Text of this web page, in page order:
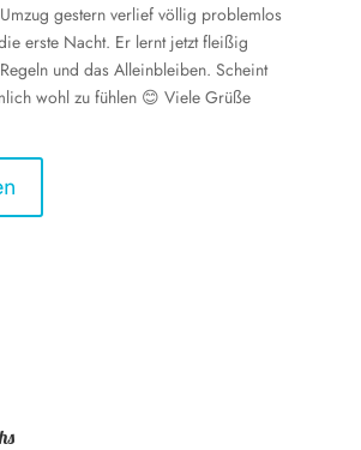
gestern verlief völlig problemlos
erste Nacht. Er lernt jetzt fleißig
und das Alleinbleiben. Scheint
wohl zu fühlen 😊 Viele Grüße